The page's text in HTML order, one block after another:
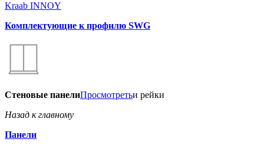
Kraab INNOY
Комплектующие к профилю SWG
Стеновые панелиПросмотретьи рейки
Назад к главному
Панели